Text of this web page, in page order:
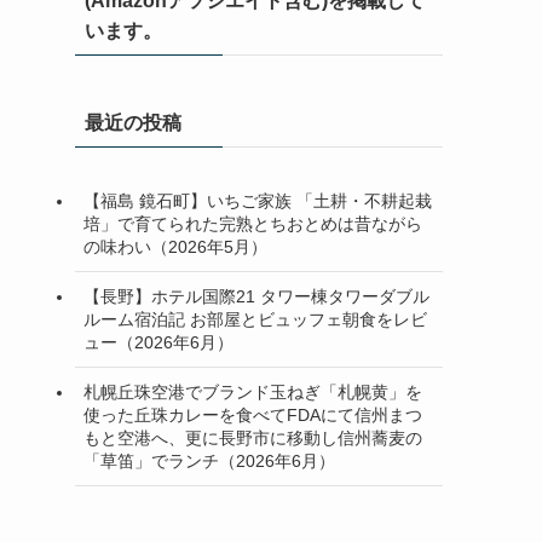
います。
最近の投稿
【福島 鏡石町】いちご家族 「土耕・不耕起栽
培」で育てられた完熟とちおとめは昔ながら
の味わい（2026年5月）
【長野】ホテル国際21 タワー棟タワーダブル
ルーム宿泊記 お部屋とビュッフェ朝食をレビ
ュー（2026年6月）
札幌丘珠空港でブランド玉ねぎ「札幌黄」を
使った丘珠カレーを食べてFDAにて信州まつ
もと空港へ、更に長野市に移動し信州蕎麦の
「草笛」でランチ（2026年6月）